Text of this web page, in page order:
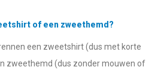
of een zweethemd?
een zweetshirt (dus met korte
zweethemd (dus zonder mouwen of